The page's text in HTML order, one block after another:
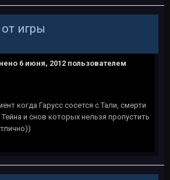
игры
6 июня, 2012 пользователем
когда Гарусс сосется с Тали, смерти
и снов которых нельзя пропустить